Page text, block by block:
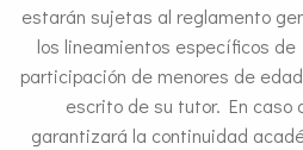
estarán sujetas al reglamento
los lineamientos específicos de
participación de menores de
escrito de su tutor. En caso
garantizará la continuidad